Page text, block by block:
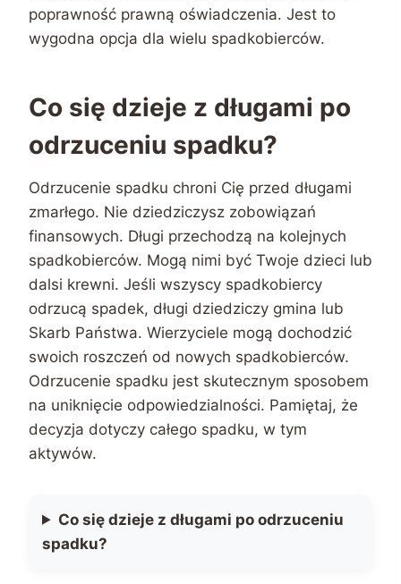
poprawność prawną oświadczenia. Jest to
wygodna opcja dla wielu spadkobierców.
Co się dzieje z długami po
odrzuceniu spadku?
Odrzucenie spadku chroni Cię przed długami
zmarłego. Nie dziedziczysz zobowiązań
finansowych. Długi przechodzą na kolejnych
spadkobierców. Mogą nimi być Twoje dzieci lub
dalsi krewni. Jeśli wszyscy spadkobiercy
odrzucą spadek, długi dziedziczy gmina lub
Skarb Państwa. Wierzyciele mogą dochodzić
swoich roszczeń od nowych spadkobierców.
Odrzucenie spadku jest skutecznym sposobem
na uniknięcie odpowiedzialności. Pamiętaj, że
decyzja dotyczy całego spadku, w tym
aktywów.
Co się dzieje z długami po odrzuceniu
spadku?